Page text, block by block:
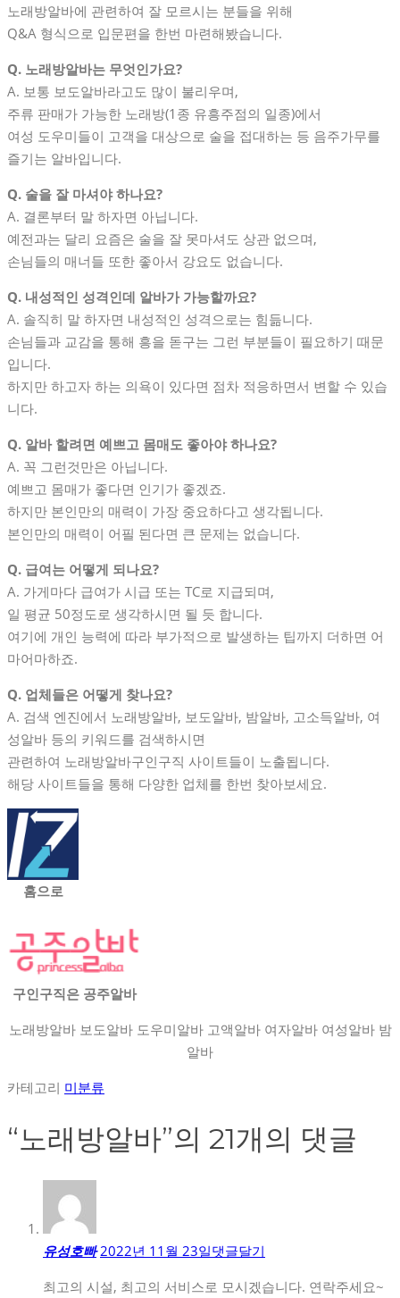
노래방알바에 관련하여 잘 모르시는 분들을 위해
Q&A 형식으로 입문편을 한번 마련해봤습니다.
Q. 노래방알바는 무엇인가요?
A. 보통 보도알바라고도 많이 불리우며,
주류 판매가 가능한 노래방(1종 유흥주점의 일종)에서
여성 도우미들이 고객을 대상으로 술을 접대하는 등 음주가무를
즐기는 알바입니다.
Q. 술을 잘 마셔야 하나요?
A. 결론부터 말 하자면 아닙니다.
예전과는 달리 요즘은 술을 잘 못마셔도 상관 없으며,
손님들의 매너들 또한 좋아서 강요도 없습니다.
Q. 내성적인 성격인데 알바가 가능할까요?
A. 솔직히 말 하자면 내성적인 성격으로는 힘듦니다.
손님들과 교감을 통해 흥을 돋구는 그런 부분들이 필요하기 때문
입니다.
하지만 하고자 하는 의욕이 있다면 점차 적응하면서 변할 수 있습
니다.
Q. 알바 할려면 예쁘고 몸매도 좋아야 하나요?
A. 꼭 그런것만은 아닙니다.
예쁘고 몸매가 좋다면 인기가 좋겠죠.
하지만 본인만의 매력이 가장 중요하다고 생각됩니다.
본인만의 매력이 어필 된다면 큰 문제는 없습니다.
Q. 급여는 어떻게 되나요?
A. 가게마다 급여가 시급 또는 TC로 지급되며,
일 평균 50정도로 생각하시면 될 듯 합니다.
여기에 개인 능력에 따라 부가적으로 발생하는 팁까지 더하면 어
마어마하죠.
Q. 업체들은 어떻게 찾나요?
A. 검색 엔진에서 노래방알바, 보도알바, 밤알바, 고소득알바, 여
성알바 등의 키워드를 검색하시면
관련하여 노래방알바구인구직 사이트들이 노출됩니다.
해당 사이트들을 통해 다양한 업체를 한번 찾아보세요.
홈으로
구인구직은 공주알바
노래방알바 보도알바 도우미알바 고액알바 여자알바 여성알바 밤
알바
카테고리 미분류
“노래방알바”의 21개의 댓글
유성호빠 2022년 11월 23일댓글달기
최고의 시설, 최고의 서비스로 모시겠습니다. 연락주세요~